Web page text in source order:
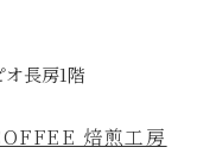
長房1階
焙煎工房